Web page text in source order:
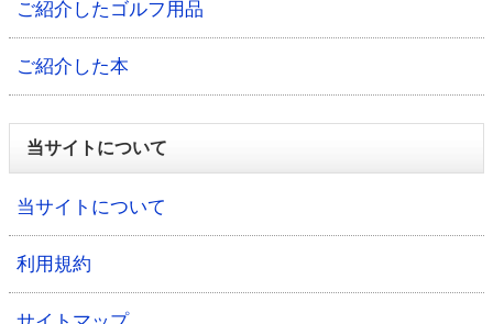
ご紹介したゴルフ用品
ご紹介した本
当サイトについて
当サイトについて
利用規約